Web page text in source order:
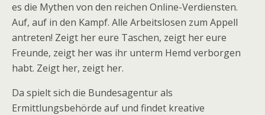
es die Mythen von den reichen Online-Verdiensten.
Auf, auf in den Kampf. Alle Arbeitslosen zum Appell
antreten! Zeigt her eure Taschen, zeigt her eure
Freunde, zeigt her was ihr unterm Hemd verborgen
habt. Zeigt her, zeigt her.
Da spielt sich die Bundesagentur als
Ermittlungsbehörde auf und findet kreative